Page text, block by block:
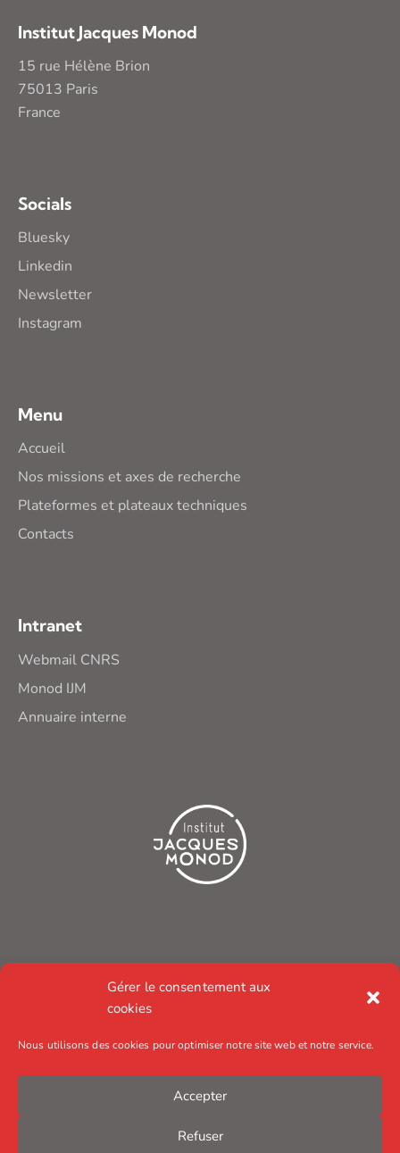
Gérer le consentement aux
cookies
Nous utilisons des cookies pour optimiser notre site web et notre service.
Accepter
Refuser
Institut Jacques Monod
15 rue Hélène Brion
75013 Paris
France
Socials
Bluesky
Linkedin
Newsletter
Instagram
Menu
Accueil
Nos missions et axes de recherche
Plateformes et plateaux techniques
Contacts
Intranet
Webmail CNRS
Monod IJM
Annuaire interne